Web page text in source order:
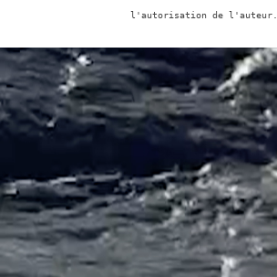
l'autorisation de l'auteur.